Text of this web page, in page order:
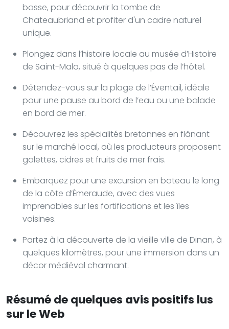
basse, pour découvrir la tombe de
Chateaubriand et profiter d'un cadre naturel
unique.
Plongez dans l’histoire locale au musée d’Histoire
de Saint-Malo, situé à quelques pas de l’hôtel.
Détendez-vous sur la plage de l’Éventail, idéale
pour une pause au bord de l’eau ou une balade
en bord de mer.
Découvrez les spécialités bretonnes en flânant
sur le marché local, où les producteurs proposent
galettes, cidres et fruits de mer frais.
Embarquez pour une excursion en bateau le long
de la côte d’Émeraude, avec des vues
imprenables sur les fortifications et les îles
voisines.
Partez à la découverte de la vieille ville de Dinan, à
quelques kilomètres, pour une immersion dans un
décor médiéval charmant.
Résumé de quelques avis positifs lus
sur le Web